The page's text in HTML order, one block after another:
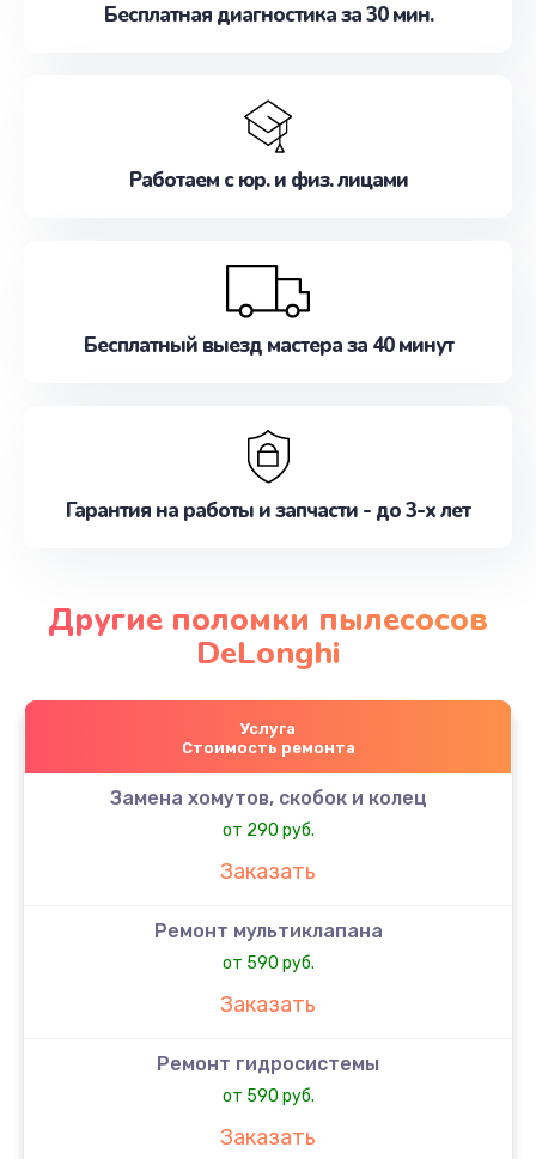
Бесплатная диагностика за 30 мин.
Работаем с юр. и физ. лицами
Бесплатный выезд мастера за 40 минут
Гарантия на работы и запчасти - до 3-х лет
Другие поломки пылесосов
DeLonghi
Услуга
Стоимость ремонта
Замена хомутов, скобок и колец
от 290 руб.
Заказать
Ремонт мультиклапана
от 590 руб.
Заказать
Ремонт гидросистемы
от 590 руб.
Заказать